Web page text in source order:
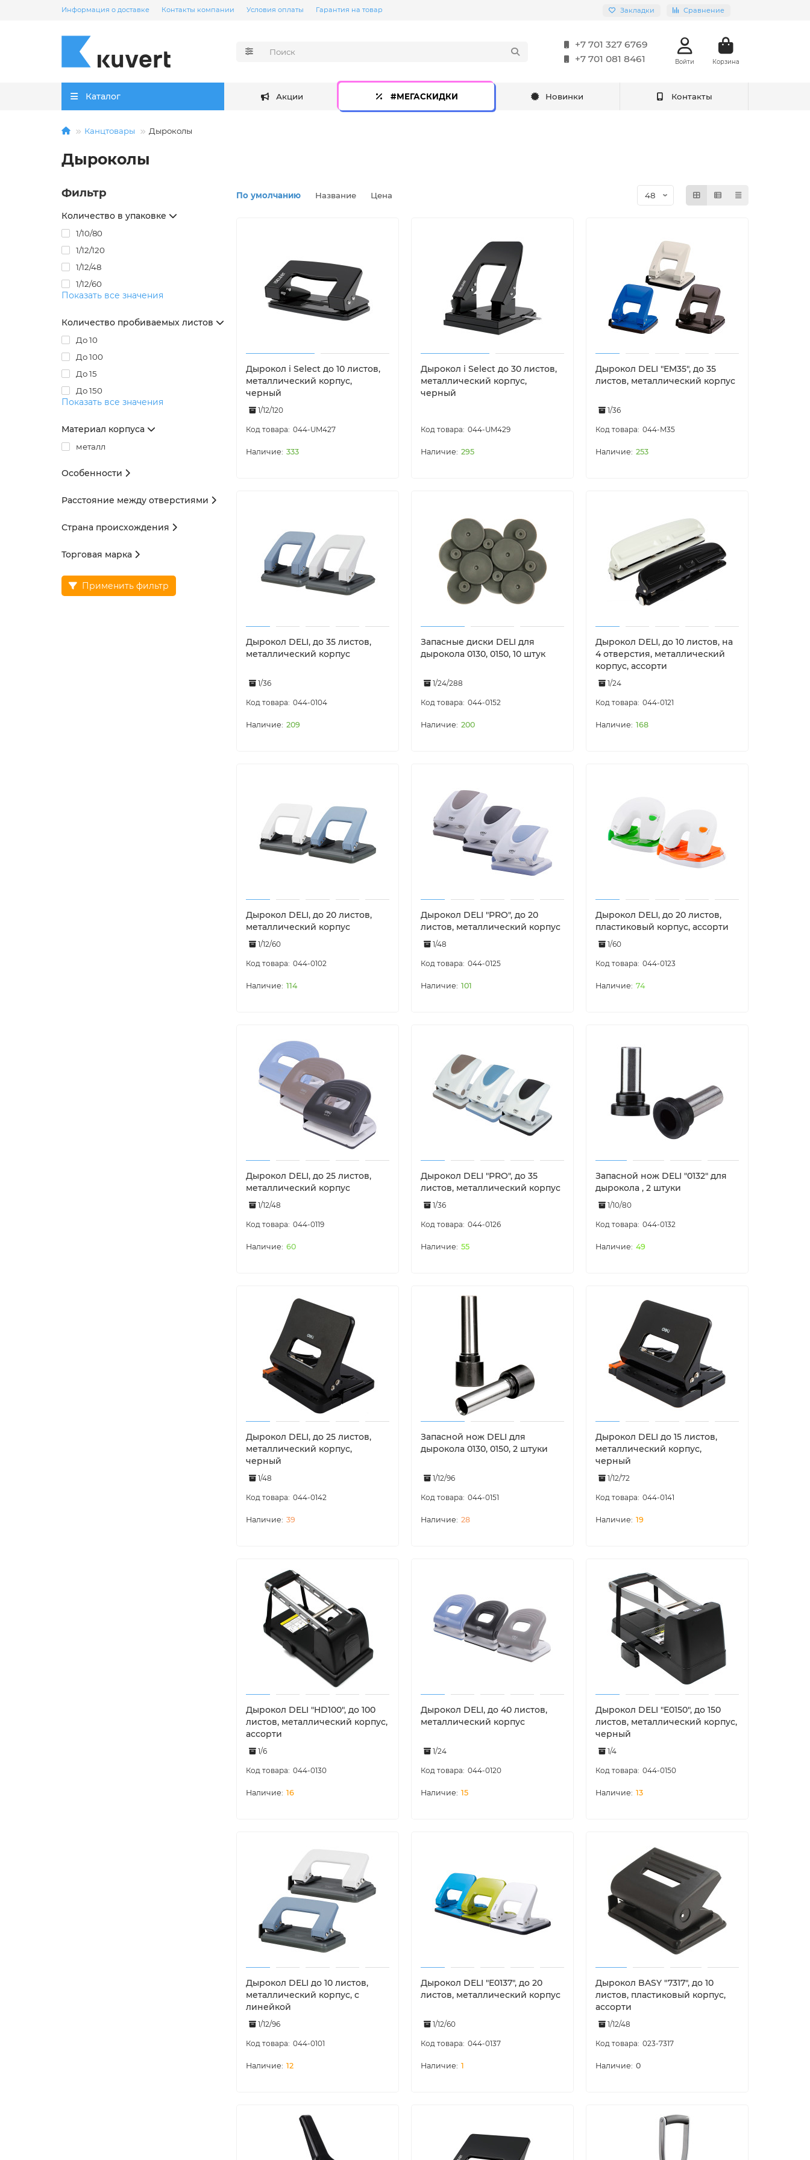
Информация о доставке Контакты компании Условия оплаты Гарантия на товар Закладки Сравнение
+7 701 327 6769
+7 701 081 8461
Войти Корзина
Каталог Акции #МЕГАСКИДКИ Новинки Контакты
Канцтовары Дыроколы
Дыроколы
Фильтр
Количество в упаковке
1/10/80
1/12/120
1/12/48
1/12/60
Показать все значения
Количество пробиваемых листов
До 10
До 100
До 15
До 150
Показать все значения
Материал корпуса
металл
Особенности
Расстояние между отверстиями
Страна происхождения
Торговая марка
Применить фильтр
По умолчанию Название Цена
Дырокол i Select до 10 листов,
металлический корпус,
черный
1/12/120
044-UM427
333
Дырокол i Select до 30 листов,
металлический корпус,
черный
044-UM429
295
Дырокол DELI "EM35", до 35
листов, металлический корпус
1/36
044-M35
253
Дырокол DELI, до 35 листов,
металлический корпус
1/36
044-0104
209
Запасные диски DELI для
дырокола 0130, 0150, 10 штук
1/24/288
044-0152
200
Дырокол DELI, до 10 листов, на
4 отверстия, металлический
корпус, ассорти
1/24
044-0121
168
Дырокол DELI, до 20 листов,
металлический корпус
1/12/60
044-0102
114
Дырокол DELI "PRO", до 20
листов, металлический корпус
1/48
044-0125
101
Дырокол DELI, до 20 листов,
пластиковый корпус, ассорти
1/60
044-0123
74
Дырокол DELI, до 25 листов,
металлический корпус
1/12/48
044-0119
60
Дырокол DELI "PRO", до 35
листов, металлический корпус
1/36
044-0126
55
Запасной нож DELI "0132" для
дырокола , 2 штуки
1/10/80
044-0132
49
Дырокол DELI, до 25 листов,
металлический корпус,
черный
1/48
044-0142
39
Запасной нож DELI для
дырокола 0130, 0150, 2 штуки
1/12/96
044-0151
28
Дырокол DELI до 15 листов,
металлический корпус,
черный
1/12/72
044-0141
19
Дырокол DELI "HD100", до 100
листов, металлический корпус,
ассорти
1/6
044-0130
16
Дырокол DELI, до 40 листов,
металлический корпус
1/24
044-0120
15
Дырокол DELI "E0150", до 150
листов, металлический корпус,
черный
1/4
044-0150
13
Дырокол DELI до 10 листов,
металлический корпус, с
линейкой
1/12/96
044-0101
12
Дырокол DELI "E0137", до 20
листов, металлический корпус
1/12/60
044-0137
1
Дырокол BASY "7317", до 10
листов, пластиковый корпус,
ассорти
1/12/48
023-7317
0